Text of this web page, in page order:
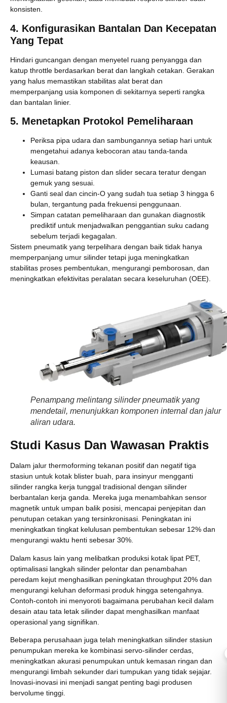
konsisten.
4. Konfigurasikan Bantalan Dan Kecepatan
Yang Tepat
Hindari guncangan dengan menyetel ruang penyangga dan
katup throttle berdasarkan berat dan langkah cetakan. Gerakan
yang halus memastikan stabilitas alat berat dan
memperpanjang usia komponen di sekitarnya seperti rangka
dan bantalan linier.
5. Menetapkan Protokol Pemeliharaan
Periksa pipa udara dan sambungannya setiap hari untuk
mengetahui adanya kebocoran atau tanda-tanda
keausan.
Lumasi batang piston dan slider secara teratur dengan
gemuk yang sesuai.
Ganti seal dan cincin-O yang sudah tua setiap 3 hingga 6
bulan, tergantung pada frekuensi penggunaan.
Simpan catatan pemeliharaan dan gunakan diagnostik
prediktif untuk menjadwalkan penggantian suku cadang
sebelum terjadi kegagalan.
Sistem pneumatik yang terpelihara dengan baik tidak hanya
memperpanjang umur silinder tetapi juga meningkatkan
stabilitas proses pembentukan, mengurangi pemborosan, dan
meningkatkan efektivitas peralatan secara keseluruhan (OEE).
Penampang melintang silinder pneumatik yang
mendetail, menunjukkan komponen internal dan jalur
aliran udara.
Studi Kasus Dan Wawasan Praktis
Dalam jalur thermoforming tekanan positif dan negatif tiga
stasiun untuk kotak blister buah, para insinyur mengganti
silinder rangka kerja tunggal tradisional dengan silinder
berbantalan kerja ganda. Mereka juga menambahkan sensor
magnetik untuk umpan balik posisi, mencapai penjepitan dan
penutupan cetakan yang tersinkronisasi. Peningkatan ini
meningkatkan tingkat kelulusan pembentukan sebesar 12% dan
mengurangi waktu henti sebesar 30%.
Dalam kasus lain yang melibatkan produksi kotak lipat PET,
optimalisasi langkah silinder pelontar dan penambahan
peredam kejut menghasilkan peningkatan throughput 20% dan
mengurangi keluhan deformasi produk hingga setengahnya.
Contoh-contoh ini menyoroti bagaimana perubahan kecil dalam
desain atau tata letak silinder dapat menghasilkan manfaat
operasional yang signifikan.
Beberapa perusahaan juga telah meningkatkan silinder stasiun
penumpukan mereka ke kombinasi servo-silinder cerdas,
meningkatkan akurasi penumpukan untuk kemasan ringan dan
mengurangi limbah sekunder dari tumpukan yang tidak sejajar.
Inovasi-inovasi ini menjadi sangat penting bagi produsen
bervolume tinggi.